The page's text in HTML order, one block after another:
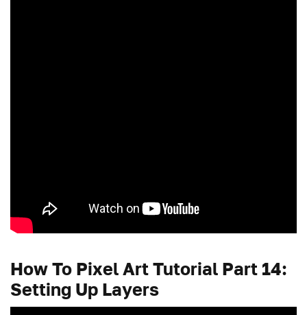
How To Pixel Art Tutorial Part 14:
Setting Up Layers